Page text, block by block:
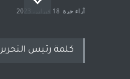
آراء حرة 18 فبراير، 2023
كلمة رئيس التحرير